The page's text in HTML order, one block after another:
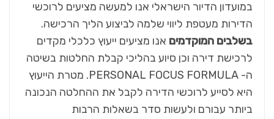
במועדון הדיור הישראלי אנו למעשה מציעים לרוכשי
הדירות מעטפת ליווי שלמה לביצוע הליך הרכישה.
בשלבים המוקדמים אנו מציעים ייעוץ כלכלי מקדים
לרכישת דירה וכן סיוע בהליכי קבלת החלטות בשיטה
ה- PERSONAL FOCUS FORMULA. מטרת הייעוץ
היא לסייע לרוכשי הדירה לקבל את ההחלטה הנכונה
ביותר עבורם ולעשות סדר בשאלות הרבות